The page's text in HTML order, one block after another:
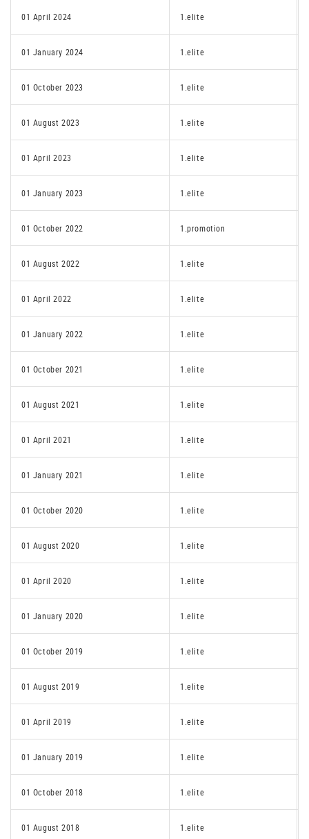
01 April 2024 1.elite
01 January 2024 1.elite
01 October 2023 1.elite
01 August 2023 1.elite
01 April 2023 1.elite
01 January 2023 1.elite
01 October 2022 1.promotion
01 August 2022 1.elite
01 April 2022 1.elite
01 January 2022 1.elite
01 October 2021 1.elite
01 August 2021 1.elite
01 April 2021 1.elite
01 January 2021 1.elite
01 October 2020 1.elite
01 August 2020 1.elite
01 April 2020 1.elite
01 January 2020 1.elite
01 October 2019 1.elite
01 August 2019 1.elite
01 April 2019 1.elite
01 January 2019 1.elite
01 October 2018 1.elite
01 August 2018 1.elite